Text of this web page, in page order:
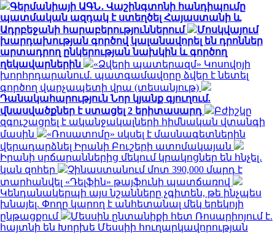
Գերմանիայի ԱԳՆ․ Վաշինգտոնի հանդիպումը
պատմական ազդակ է ստեղծել Հայաստանի և
Ադրբեջանի հարաբերություններում
Մոսկվայում
խարդախության գործով կալանավորել են դրոններ
արտադրող ընկերության նախկին և գործող
ղեկավարներին
«Ձվերի պատերազմ» Կոսովոյի
խորհրդարանում. պատգամավորը ձվեր է նետել
գործող վարչապետի վրա (տեսանյութ)
Դանակահարություն Նոր կյանք գյուղում.
վնասվածքներ է ստացել 2 երիտասարդ
Բժիշկը
զգուշացրել է ականջակալների հիմնական վտանգի
մասին
«Ռոսատոմը» սկսել է մասնագետներին
վերադարձնել Իրանի Բուշերի ատոմակայան
Իրանի սրճարաններից մեկում կրակոցներ են հնչել․
կան զոհեր
Չինաստանում մոտ 390,000 մարդ է
տարհանվել «Դելֆին» թայֆունի պատճառով
Կենդանակերպի այս նշանները չգիտեն, թե ինչպես
խնայել. Փողը կարող է անհետանալ մեկ երեկոյի
ընթացքում
Մեսսին ընտանիքի հետ Ռոսարիոյում է.
հայտնի են Խորխե Մեսսիի հուղարկավորության